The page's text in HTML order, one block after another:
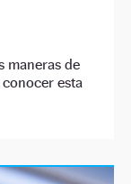
maneras de
esta